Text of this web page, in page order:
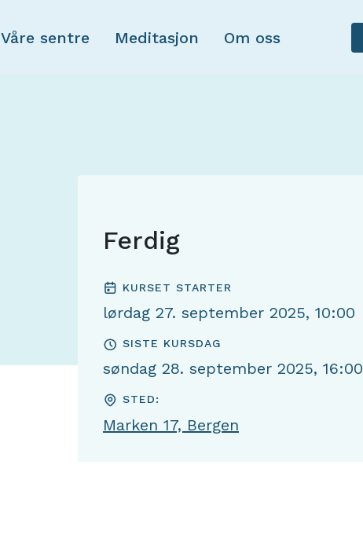
Skip to main content
Våre sentre Meditasjon Om oss
Ferdig
KURSET STARTER
lørdag 27. september 2025, 10:00
SISTE KURSDAG
søndag 28. september 2025, 16:00
STED:
Marken 17, Bergen